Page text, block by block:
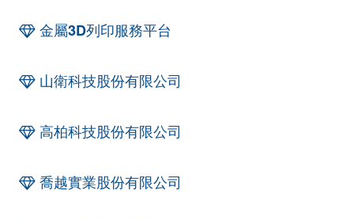
金屬3D列印服務平台
山衛科技股份有限公司
高柏科技股份有限公司
喬越實業股份有限公司